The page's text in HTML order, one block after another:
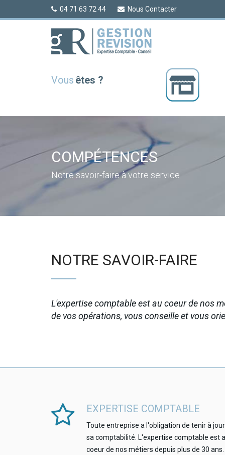
04 71 63 72 44 Nous Contacter
Vous êtes ?
COMPÉTENCES
Notre savoir-faire à votre service
NOTRE SAVOIR-FAIRE
L'expertise comptable est au coeur de nos
de vos opérations, vous conseille et vous
EXPERTISE COMPTABLE
Toute entreprise a l'obligation de tenir à jour
sa comptabilité. L'expertise comptable est
coeur de nos métiers depuis plus de 30 ans.